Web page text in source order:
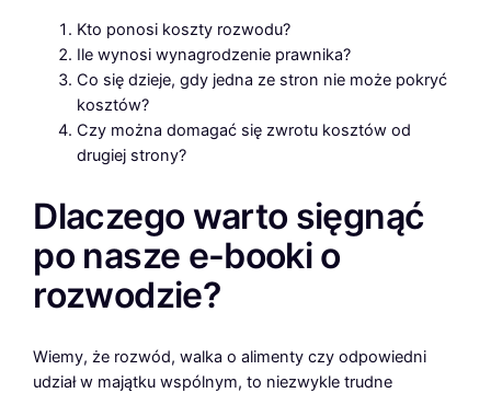
Kto ponosi koszty rozwodu?
Ile wynosi wynagrodzenie prawnika?
Co się dzieje, gdy jedna ze stron nie może pokryć
kosztów?
Czy można domagać się zwrotu kosztów od
drugiej strony?
Dlaczego warto sięgnąć
po nasze e-booki o
rozwodzie?
Wiemy, że rozwód, walka o alimenty czy odpowiedni
udział w majątku wspólnym, to niezwykle trudne